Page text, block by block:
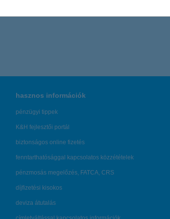
hasznos információk
pénzügyi tippek
K&H fejlesztői portál
biztonságos online fizetés
fenntarthatósággal kapcsolatos közzétételek
pénzmosás megelőzés, FATCA, CRS
díjfizetési kisokos
deviza átutalás